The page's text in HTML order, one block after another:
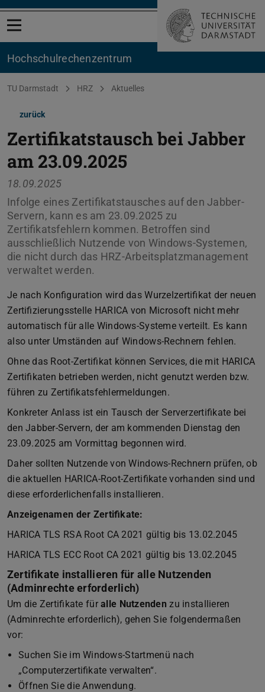
Menü öffnen
Hochschul­rechenzentrum
Sie befinden sich hier:
TU Darmstadt HRZ Aktuelles
zurück
Zertifikatstausch bei Jabber
am 23.09.2025
18.09.2025
Infolge eines Zertifikatstausches auf den Jabber-
Servern, kann es am 23.09.2025 zu
Zertifikatsfehlern kommen. Betroffen sind
ausschließlich Nutzende von Windows-Systemen,
die nicht durch das HRZ-Arbeitsplatzmanagement
verwaltet werden.
Je nach Konfiguration wird das Wurzelzertifikat der neuen
Zertifizierungsstelle HARICA von Microsoft nicht mehr
automatisch für alle Windows-Systeme verteilt. Es kann
also unter Umständen auf Windows-Rechnern fehlen.
Ohne das Root-Zertifikat können Services, die mit HARICA
Zertifikaten betrieben werden, nicht genutzt werden bzw.
führen zu Zertifikatsfehlermeldungen.
Konkreter Anlass ist ein Tausch der Serverzertifikate bei
den Jabber-Servern, der am kommenden Dienstag den
23.09.2025 am Vormittag begonnen wird.
Daher sollten Nutzende von Windows-Rechnern prüfen, ob
die aktuellen HARICA-Root-Zertifikate vorhanden sind und
diese erforderlichenfalls installieren.
Anzeigenamen der Zertifikate:
HARICA TLS RSA Root CA 2021 gültig bis 13.02.2045
HARICA TLS ECC Root CA 2021 gültig bis 13.02.2045
Zertifikate installieren für alle Nutzenden
(Adminrechte erforderlich)
Um die Zertifikate füralle Nutzenden zu installieren
(Adminrechte erforderlich), gehen Sie folgendermaßen
vor:
Suchen Sie im Windows-Startmenü nach
„Computerzertifikate verwalten“.
Öffnen Sie die Anwendung.